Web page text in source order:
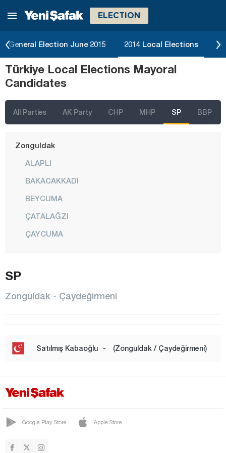
ELECTION
General Election June 2015 2014 Local Elections
Türkiye Local Elections Mayoral
Candidates
All Parties AK Party CHP MHP SP BBP
Tokat
Uşak
Van
Yozgat
Zonguldak
ALAPLI
BAKACAKKADI
BEYCUMA
ÇATALAĞZI
ÇAYCUMA
ELVANPAZARCIK
FİLYOS
GELİK
GÜLÜÇ
GÜMELİ
KARAPINAR
SP
Zonguldak - Çaydeğirmeni
Satılmış Kabaoğlu - (Zonguldak / Çaydeğirmeni)
Google Play Store Apple Store